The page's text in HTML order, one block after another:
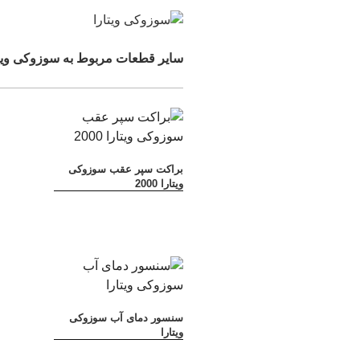
سایر قطعات مربوط به سوزوکی
براکت سپر عقب سوزوکی
ویتارا 2000
سنسور دمای آب سوزوکی
ویتارا